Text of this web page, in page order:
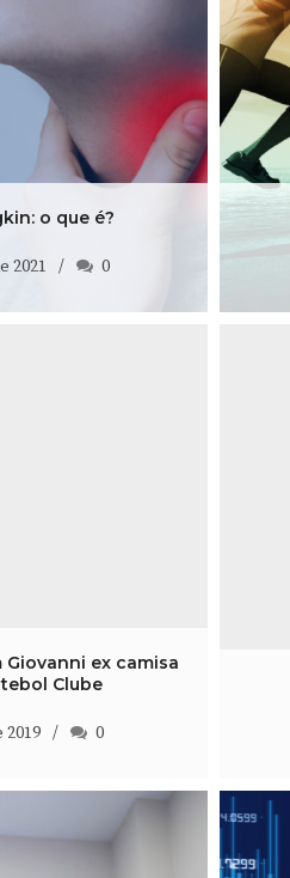
o que é?
2021
o que é?
2021 0
ex camisa
Clube
0